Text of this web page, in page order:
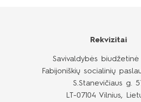
Rekvizitai
Savivaldybės
Fabijoniškių socialinių
S.Stanevičiaus g.
LT-07104 Vilnius,